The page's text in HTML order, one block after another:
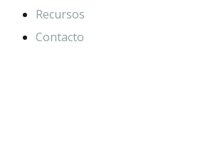
Recursos
Contacto